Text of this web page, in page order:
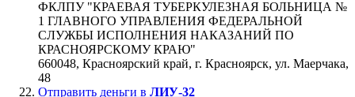
ФКЛПУ "КРАЕВАЯ ТУБЕРКУЛЕЗНАЯ БОЛЬНИЦА №
1 ГЛАВНОГО УПРАВЛЕНИЯ ФЕДЕРАЛЬНОЙ
СЛУЖБЫ ИСПОЛНЕНИЯ НАКАЗАНИЙ ПО
КРАСНОЯРСКОМУ КРАЮ"
660048, Красноярский край, г. Красноярск, ул. Маерчака,
48
Отправить деньги в ЛИУ-32